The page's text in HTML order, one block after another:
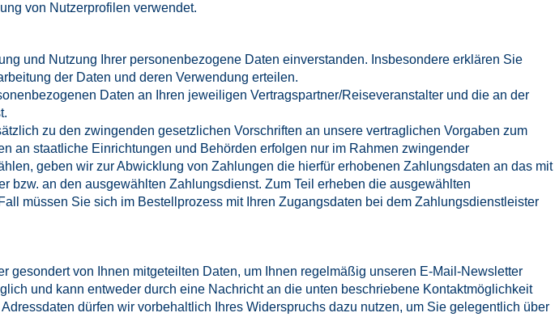
von Nutzerprofilen verwendet.
und Nutzung Ihrer personenbezogene Daten einverstanden. Insbesondere erklären Sie
der Daten und deren Verwendung erteilen.
Daten an Ihren jeweiligen Vertragspartner/Reiseveranstalter und die an der
zu den zwingenden gesetzlichen Vorschriften an unsere vertraglichen Vorgaben zum
an staatliche Einrichtungen und Behörden erfolgen nur im Rahmen zwingender
geben wir zur Abwicklung von Zahlungen die hierfür erhobenen Zahlungsdaten an das mit
bzw. an den ausgewählten Zahlungsdienst. Zum Teil erheben die ausgewählten
müssen Sie sich im Bestellprozess mit Ihren Zugangsdaten bei dem Zahlungsdienstleister
von Ihnen mitgeteilten Daten, um Ihnen regelmäßig unseren E-Mail-Newsletter
und kann entweder durch eine Nachricht an die unten beschriebene Kontaktmöglichkeit
dürfen wir vorbehaltlich Ihres Widerspruchs dazu nutzen, um Sie gelegentlich über